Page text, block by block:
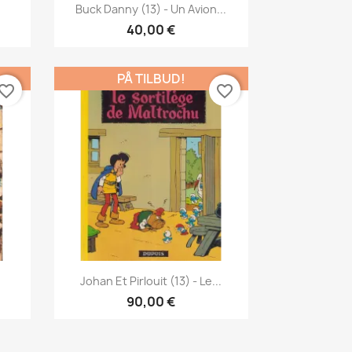
 Vis her
Buck Danny (13) - Un Avion...
40,00 €
Vis her
Johan Et Pirlouit (13) - Le...
90,00 €
PÅ TILBUD!
favorite_border